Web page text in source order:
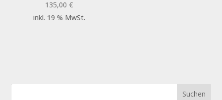
135,00€
inkl. 19 % MwSt.